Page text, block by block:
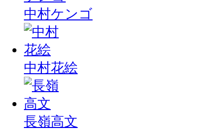
中村ケンゴ
中村花絵
長嶺高文